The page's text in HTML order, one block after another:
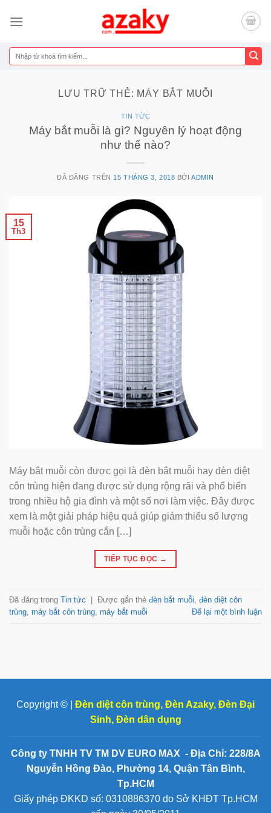
đến
dung
Tìm
kiếm:
LƯU TRỮ THẺ: MÁY BẮT MUỖI
TIN TỨC
Máy bắt muỗi là gì? Nguyên lý hoạt động
như thế nào?
ĐÃ ĐĂNG TRÊN 15 THÁNG 3, 2018 BỞIADMIN
15
Th3
Máy bắt muỗi còn được gọi là đèn bắt muỗi hay đèn diệt
côn trùng hiện đang được sử dụng rộng rãi và phổ biến
trong nhiều hộ gia đình và một số nơi làm việc. Đây được
xem là một giải pháp hiệu quả giúp giảm thiểu số lượng
muỗi hoặc côn trùng cắn […]
TIẾP TỤC ĐỌC →
Đã đăng trong Tin tức Được gắn thẻ đèn bắt muỗi đèn diệt côn
trùng máy bắt côn trùng máy bắt muỗi Để lại một bình luận
Copyright © | Đèn diệt côn trùng, Đèn Azaky, Đèn Đại
Sinh, Đèn dân dụng
Công ty TNHH TV TM DV EURO MAX - Địa Chỉ: 228/8A
Nguyễn Hồng Đào, Phường 14, Quận Tân Bình,
Tp.HCM
Giấy phép ĐKKD số: 0310886370 do Sở KHĐT Tp.HCM